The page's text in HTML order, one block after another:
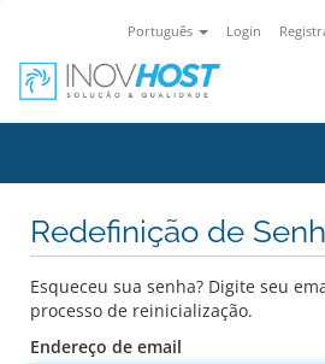
Português Login
Redefinição de
Esqueceu sua senha? Digite seu
processo de reinicialização.
Endereço de email